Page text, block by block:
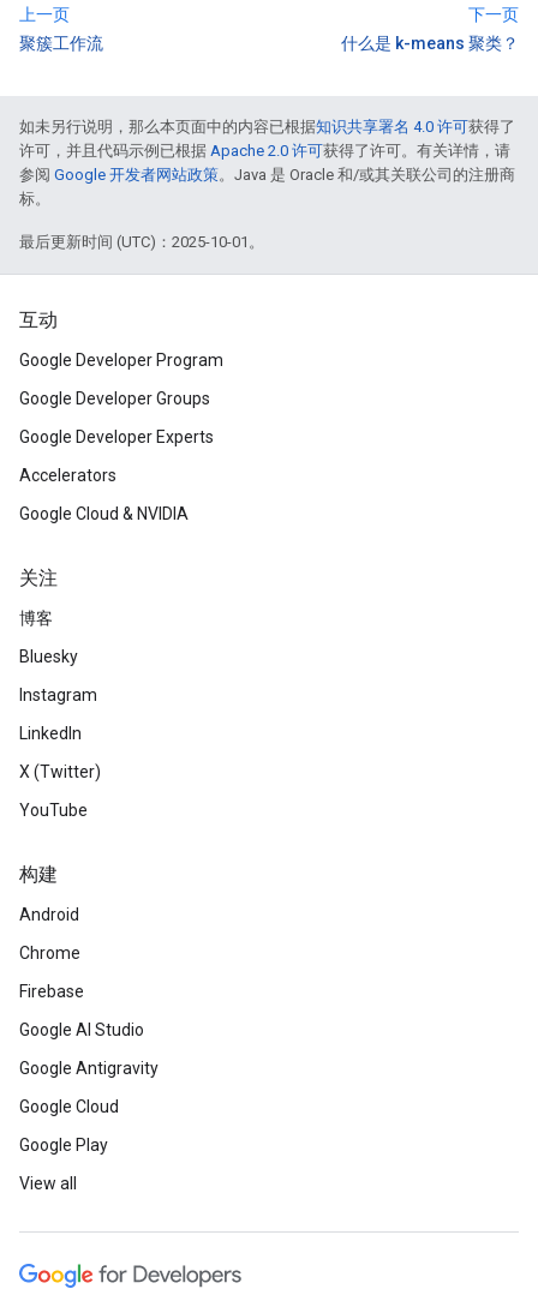
上一页
聚簇工作流
下一页
什么是 k-means 聚类？
如未另行说明，那么本页面中的内容已根据知识共享署名 4.0 许可获得了
许可，并且代码示例已根据 Apache 2.0 许可获得了许可。有关详情，请
参阅 Google 开发者网站政策。Java 是 Oracle 和/或其关联公司的注册商
标。
最后更新时间 (UTC)：2025-10-01。
互动
Google Developer Program
Google Developer Groups
Google Developer Experts
Accelerators
Google Cloud & NVIDIA
关注
博客
Bluesky
Instagram
LinkedIn
X (Twitter)
YouTube
构建
Android
Chrome
Firebase
Google AI Studio
Google Antigravity
Google Cloud
Google Play
View all